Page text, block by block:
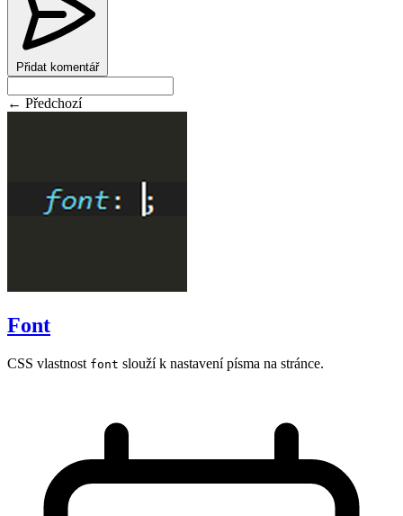
Přidat komentář
← Předchozí
Font
CSS vlastnost font slouží k nastavení písma na stránce.